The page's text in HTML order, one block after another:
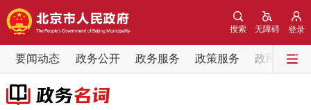
登录
无障碍
搜索
要闻动态 政务公开 政务服务 政策服务 政民互动
要闻动态
党中央精神